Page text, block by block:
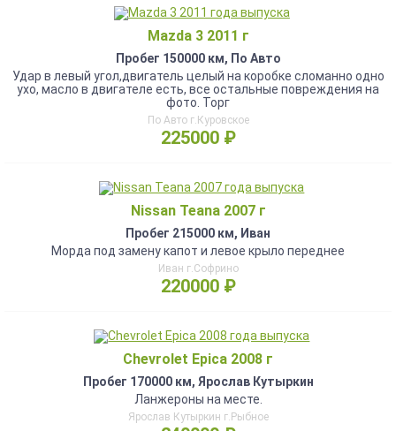
Mazda 3 2011 г
Пробег 150000 км, По Авто
Удар в левый угол,двигатель целый на коробке сломанно одно
ухо, масло в двигателе есть, все остальные повреждения на
фото. Торг
По Авто г.Куровское
225000 ₽
Nissan Teana 2007 г
Пробег 215000 км, Иван
Морда под замену капот и левое крыло переднее
Иван г.Софрино
220000 ₽
Chevrolet Epica 2008 г
Пробег 170000 км, Ярослав Кутыркин
Ланжероны на месте.
Ярослав Кутыркин г.Рыбное